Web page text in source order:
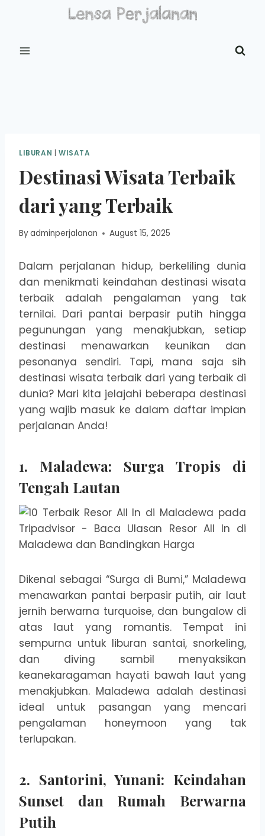
LIBURAN | WISATA
Destinasi Wisata Terbaik
dari yang Terbaik
Byadminperjalanan August 15, 2025
Dalam perjalanan hidup, berkeliling dunia
dan menikmati keindahan destinasi wisata
terbaik adalah pengalaman yang tak
ternilai. Dari pantai berpasir putih hingga
pegunungan yang menakjubkan, setiap
destinasi menawarkan keunikan dan
pesonanya sendiri. Tapi, mana saja sih
destinasi wisata terbaik dari yang terbaik di
dunia? Mari kita jelajahi beberapa destinasi
yang wajib masuk ke dalam daftar impian
perjalanan Anda!
1. Maladewa: Surga Tropis di
Tengah Lautan
Dikenal sebagai “Surga di Bumi,” Maladewa
menawarkan pantai berpasir putih, air laut
jernih berwarna turquoise, dan bungalow di
atas laut yang romantis. Tempat ini
sempurna untuk liburan santai, snorkeling,
dan diving sambil menyaksikan
keanekaragaman hayati bawah laut yang
menakjubkan. Maladewa adalah destinasi
ideal untuk pasangan yang mencari
pengalaman honeymoon yang tak
terlupakan.
2. Santorini, Yunani: Keindahan
Sunset dan Rumah Berwarna
Putih